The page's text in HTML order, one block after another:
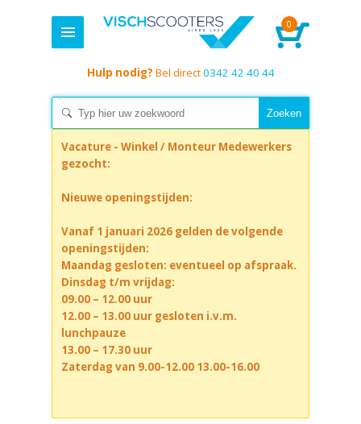
0
Hulp nodig? Bel direct0342 42 40 44
Vacature - Winkel / Monteur Medewerkers
gezocht:
Nieuwe openingstijden:
Vanaf 1 januari 2026 gelden de volgende
openingstijden:
Maandag gesloten: eventueel op afspraak.
Dinsdag t/m vrijdag:
09.00 – 12.00 uur
12.00 – 13.00 uur gesloten i.v.m.
lunchpauze
13.00 – 17.30 uur
Zaterdag van 9.00-12.00 13.00-16.00